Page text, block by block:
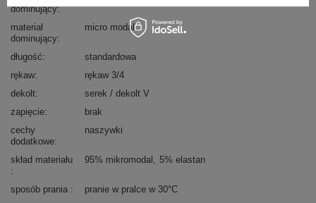
dominujący
materiał
dominujący
micro modal
długość
standardowa
rękaw
rękaw 3/4
dekolt
serek / dekolt V
zapięcie
brak
cechy
dodatkowe
naszywki
skład materiału 95% mikromodal 5% elastan
sposób prania pranie w pralce w 30°C